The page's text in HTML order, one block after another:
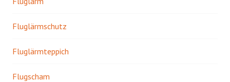
Fluglärmschutz
Fluglärmteppich
Flugscham